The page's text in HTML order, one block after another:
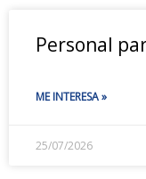
Personal
ME INTERESA »
25/07/2026